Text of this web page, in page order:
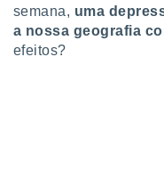
com
semana, uma
a nossa geografia
efeitos?